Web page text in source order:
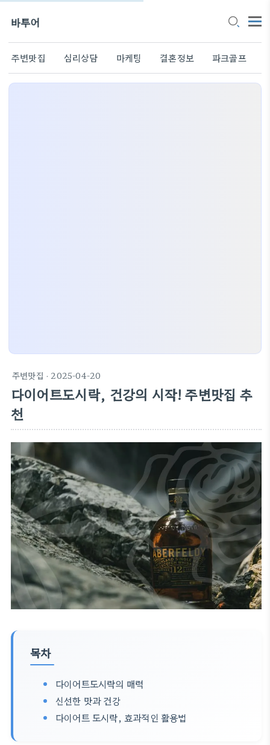
바투어
주변맛집 심리상담 마케팅 결혼정보 파크골프
주변맛집 · 2025-04-20
다이어트도시락, 건강의 시작! 주변맛집 추
천
목차
다이어트도시락의 매력
신선한 맛과 건강
다이어트 도시락, 효과적인 활용법